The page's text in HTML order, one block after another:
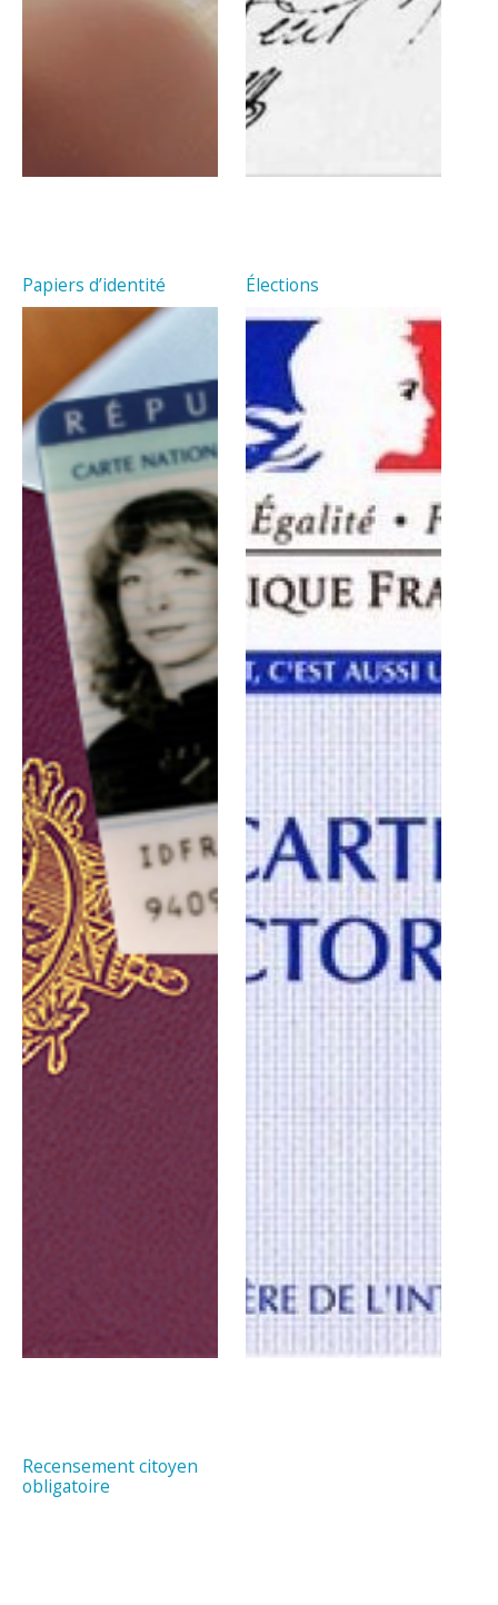
Papiers d’identité Élections
Recensement citoyen
obligatoire